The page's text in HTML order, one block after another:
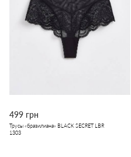
499 грн
Трусы «бразилиана» BLACK SECRET LBR
1303